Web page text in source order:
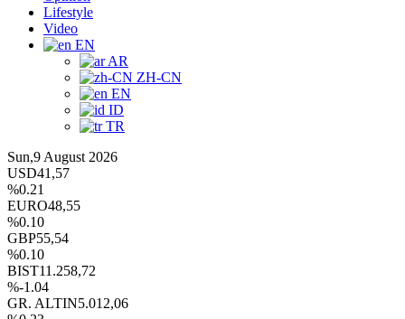
Lifestyle
Video
EN
AR
ZH-CN
EN
ID
TR
Sun,9 August 2026
USD41,57
%0.21
EURO48,55
%0.10
GBP55,54
%0.10
BIST11.258,72
%-1.04
GR. ALTIN5.012,06